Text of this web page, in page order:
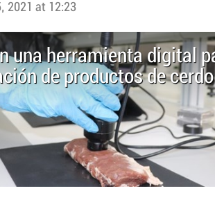
2021 at 12:23
una herramienta digital
de productos de